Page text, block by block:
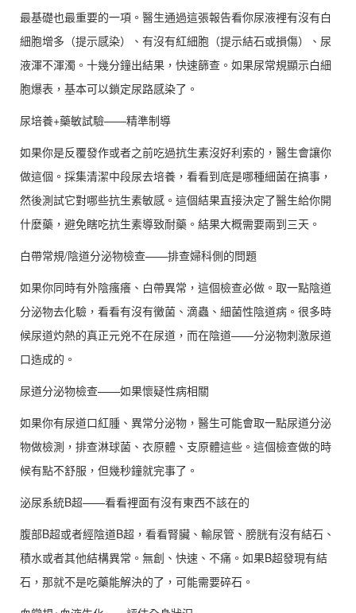
最基礎也最重要的一項。醫生通過這張報告看你尿液裡有沒有白
細胞增多（提示感染）、有沒有紅細胞（提示結石或損傷）、尿
液渾不渾濁。十幾分鐘出結果，快速篩查。如果尿常規顯示白細
胞爆表，基本可以鎖定尿路感染了。
尿培養+藥敏試驗——精準制導
如果你是反覆發作或者之前吃過抗生素沒好利索的，醫生會讓你
做這個。採集清潔中段尿去培養，看看到底是哪種細菌在搞事，
然後測試它對哪些抗生素敏感。這個結果直接決定了醫生給你開
什麼藥，避免瞎吃抗生素導致耐藥。結果大概需要兩到三天。
白帶常規/陰道分泌物檢查——排查婦科側的問題
如果你同時有外陰瘙癢、白帶異常，這個檢查必做。取一點陰道
分泌物去化驗，看看有沒有黴菌、滴蟲、細菌性陰道病。很多時
候尿道灼熱的真正元兇不在尿道，而在陰道——分泌物刺激尿道
口造成的。
尿道分泌物檢查——如果懷疑性病相關
如果你有尿道口紅腫、異常分泌物，醫生可能會取一點尿道分泌
物做檢測，排查淋球菌、衣原體、支原體這些。這個檢查做的時
候有點不舒服，但幾秒鐘就完事了。
泌尿系統B超——看看裡面有沒有東西不該在的
腹部B超或者經陰道B超，看看腎臟、輸尿管、膀胱有沒有結石、
積水或者其他結構異常。無創、快速、不痛。如果B超發現有結
石，那就不是吃藥能解決的了，可能需要碎石。